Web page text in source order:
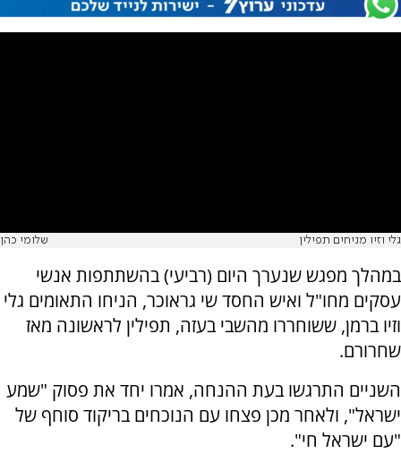
גלי וזיו מניחים תפילין שלומי כהן
במהלך מפגש שנערך היום (רביעי) בהשתתפות אנשי
עסקים מחו"ל ואיש החסד שי גראוכר, הניחו התאומים גלי
וזיו ברמן, ששוחררו מהשבי בעזה, תפילין לראשונה מאז
שחרורם.
השניים התרגשו בעת ההנחה, אמרו יחד את פסוק "שמע
ישראל", ולאחר מכן פצחו עם הנוכחים בריקוד סוחף של
"עם ישראל חי".